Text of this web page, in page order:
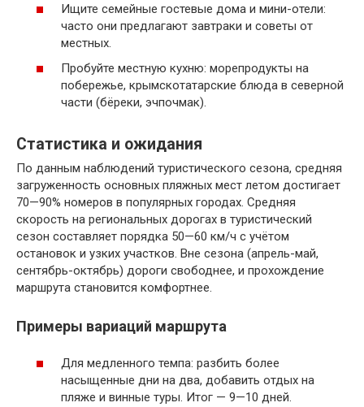
Ищите семейные гостевые дома и мини-отели:
часто они предлагают завтраки и советы от
местных.
Пробуйте местную кухню: морепродукты на
побережье, крымскотатарские блюда в северной
части (бёреки, эчпочмак).
Статистика и ожидания
По данным наблюдений туристического сезона, средняя
загруженность основных пляжных мест летом достигает
70—90% номеров в популярных городах. Средняя
скорость на региональных дорогах в туристический
сезон составляет порядка 50—60 км/ч с учётом
остановок и узких участков. Вне сезона (апрель-май,
сентябрь-октябрь) дороги свободнее, и прохождение
маршрута становится комфортнее.
Примеры вариаций маршрута
Для медленного темпа: разбить более
насыщенные дни на два, добавить отдых на
пляже и винные туры. Итог — 9—10 дней.